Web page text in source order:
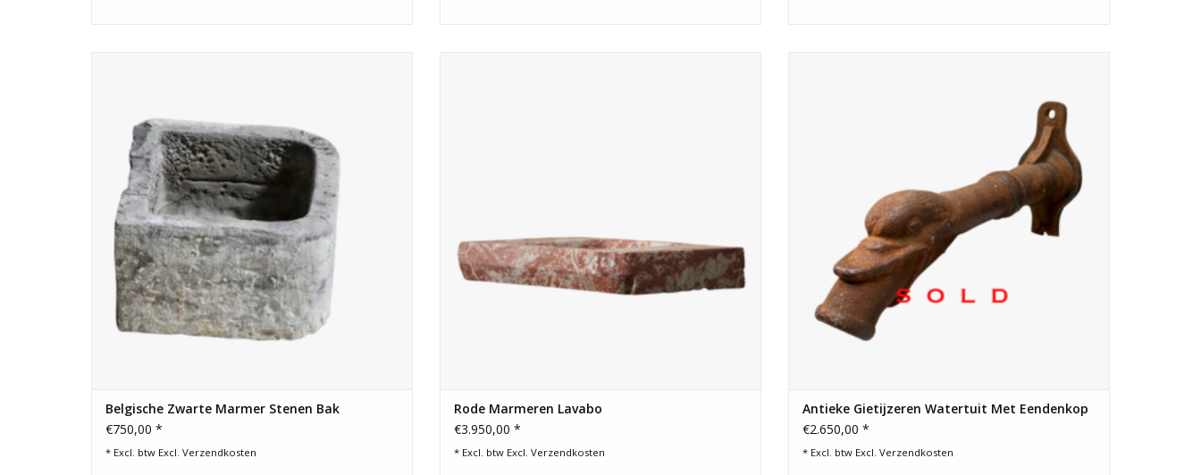
TOEVOEGEN AAN WINKELWAGEN
Belgische Zwarte Marmer Stenen Bak
€750,00 *
* Excl. btw Excl. Verzendkosten
Rode Marmeren Lavabo
€3.950,00 *
* Excl. btw Excl. Verzendkosten
Antieke Gietijzeren Watertuit Met Eendenkop
€2.650,00 *
* Excl. btw Excl. Verzendkosten